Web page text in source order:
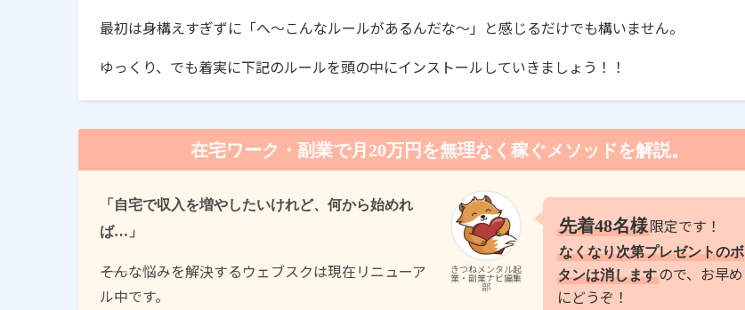
最初は身構えすぎずに「へ〜こんなルールがあるんだな〜」と感じるだけでも構いません。
ゆっくり、でも着実に下記のルールを頭の中にインストールしていきましょう！！
在宅ワーク・副業で月20万円を無理なく稼ぐメソッドを解説。
「自宅で収入を増やしたいけれど、何から始めれ
ば…」
――そんな悩みを解決するウェブスクは現在リニューア
ル中です。
きつねメンタル起
業・副業ナビ編集
部
先着48名様限定です！
なくなり次第プレゼントのボ
タンは消しますので、お早め
にどうぞ！